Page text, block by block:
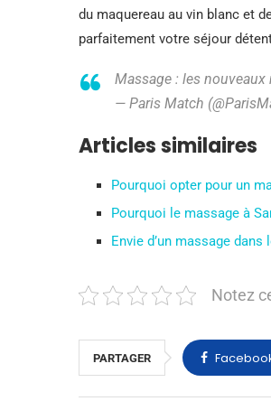
du maquereau au vin blanc et
parfaitement votre séjour
Massage : les
— Paris Match
Articles similaires
Pourquoi opter pour un
Pourquoi le massage à
Envie d’un massage
Notez
PARTAGER